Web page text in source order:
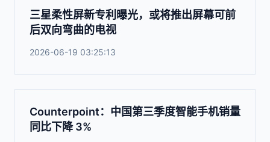
三星柔性屏新专利曝光，或将推出屏幕可前
后双向弯曲的电视
2026-06-19 03:25:13
Counterpoint：中国第三季度智能手机销量
同比下降 3%